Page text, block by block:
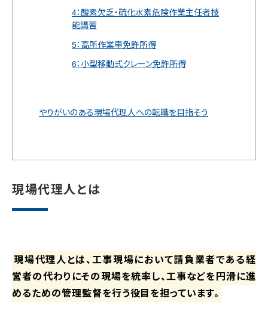
4：酸素欠乏・硫化水素危険作業主任者技
能講習
5：高所作業車免許所得
6：小型移動式クレーン免許所得
やりがいのある現場代理人への転職を目指そう
現場代理人とは
現場代理人とは、工事現場において請負業者である経
営者の代わりにその現場を統率し、工事などを円滑に進
めるための管理監督を行う役目を担っています。